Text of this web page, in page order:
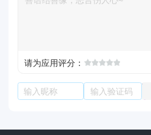
请为应用评分：